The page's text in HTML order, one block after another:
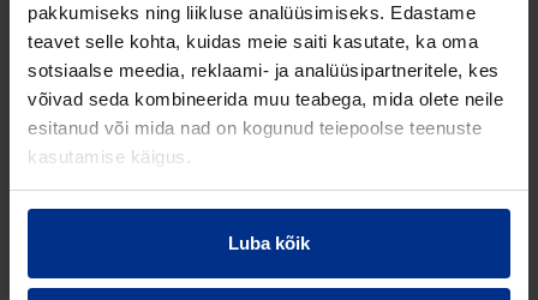
pakkumiseks ning liikluse analüüsimiseks. Edastame
teavet selle kohta, kuidas meie saiti kasutate, ka oma
sotsiaalse meedia, reklaami- ja analüüsipartneritele, kes
võivad seda kombineerida muu teabega, mida olete neile
esitanud või mida nad on kogunud teiepoolse teenuste
kasutamise käigus.
Luba kõik